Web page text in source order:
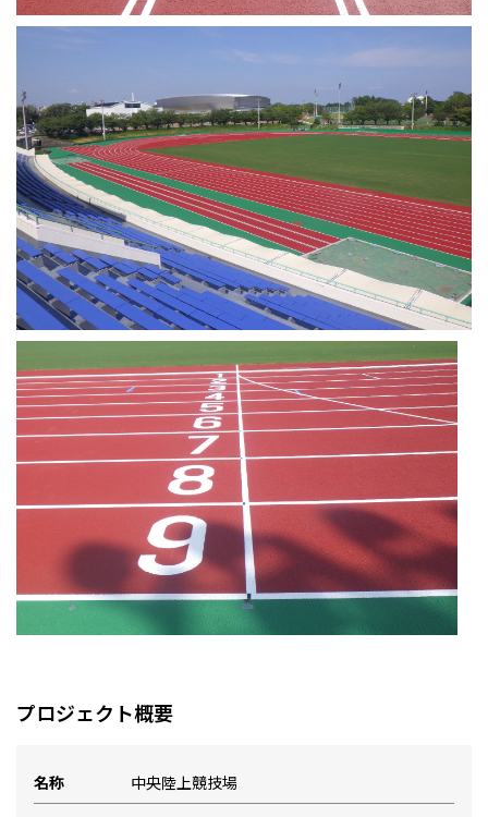
プロジェクト概要
名称 中央陸上競技場